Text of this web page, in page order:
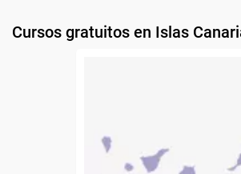
Cursos gratuitos en Islas